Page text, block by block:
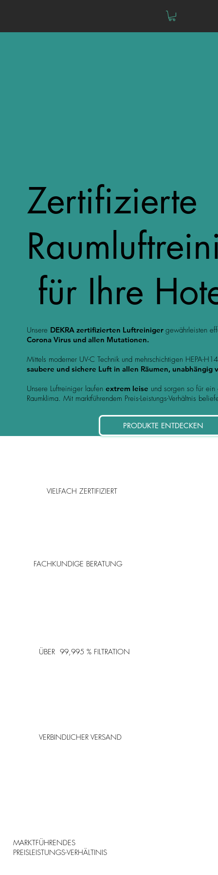
Zertifizierte
für Ihre
Unsere DEKRA zertifizierten Luftreiniger gewährleisten
Corona Virus und allen Mutationen.
Mittels moderner UV-C Technik und mehrschichtigen HEPA-
saubere und sichere Luft in allen Räumen, unabhängig
Unsere Luftreiniger laufenextrem leise und sorgen so für ein
Raumklima.Mit marktführendem Preis-Leistungs-Verhältnis
PRODUKTE ENTDECKEN
VIELFACH ZERTIFIZIERT
FACHKUNDIGE BERATUNG
ÜBER 99,995 % FILTRATION
VERBINDLICHER VERSAND
MARKTFÜHRENDES
PREISLEISTUNGS-VERHÄLTINIS